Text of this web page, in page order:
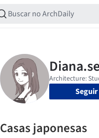
Seguir
Casas japonesas